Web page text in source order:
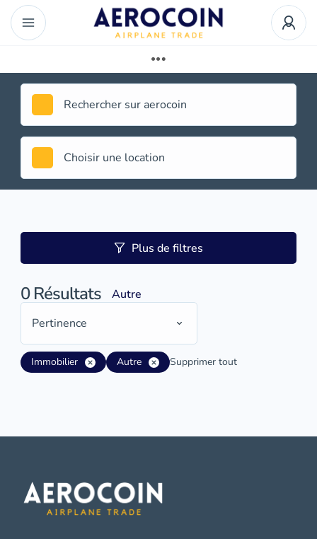
Plus de filtres
0Résultats
Autre
Pertinence
Immobilier Autre Supprimer tout